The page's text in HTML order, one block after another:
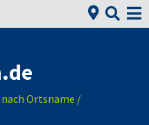
 
nach Ortsname /